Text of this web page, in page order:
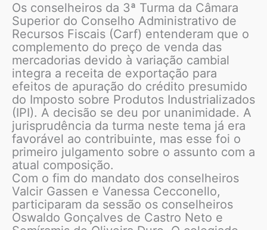
Os conselheiros da 3ª Turma da Câmara
Superior do Conselho Administrativo de
Recursos Fiscais (Carf) entenderam que o
complemento do preço de venda das
mercadorias devido à variação cambial
integra a receita de exportação para
efeitos de apuração do crédito presumido
do Imposto sobre Produtos Industrializados
(IPI). A decisão se deu por unanimidade. A
jurisprudência da turma neste tema já era
favorável ao contribuinte, mas esse foi o
primeiro julgamento sobre o assunto com a
atual composição.
Com o fim do mandato dos conselheiros
Valcir Gassen e Vanessa Cecconello,
participaram da sessão os conselheiros
Oswaldo Gonçalves de Castro Neto e